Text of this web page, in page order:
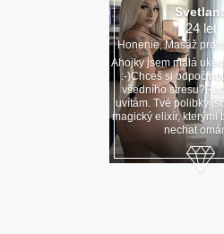
24 let
Honenie, Masáž
Ahojky jsem malá
:-)Chceš si
všedního
uvítám. Tvé polibky
magický elixír, kterými
nechat